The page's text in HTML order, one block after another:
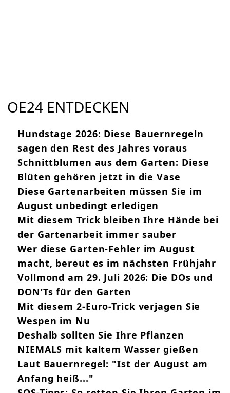
OE24 ENTDECKEN
Hundstage 2026: Diese Bauernregeln
sagen den Rest des Jahres voraus
Schnittblumen aus dem Garten: Diese
Blüten gehören jetzt in die Vase
Diese Gartenarbeiten müssen Sie im
August unbedingt erledigen
Mit diesem Trick bleiben Ihre Hände bei
der Gartenarbeit immer sauber
Wer diese Garten-Fehler im August
macht, bereut es im nächsten Frühjahr
Vollmond am 29. Juli 2026: Die DOs und
DON’Ts für den Garten
Mit diesem 2-Euro-Trick verjagen Sie
Wespen im Nu
Deshalb sollten Sie Ihre Pflanzen
NIEMALS mit kaltem Wasser gießen
Laut Bauernregel: "Ist der August am
Anfang heiß..."